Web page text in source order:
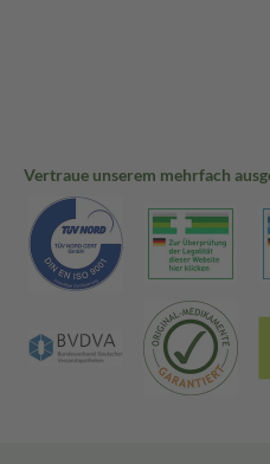
Vertraue unserem mehrfach